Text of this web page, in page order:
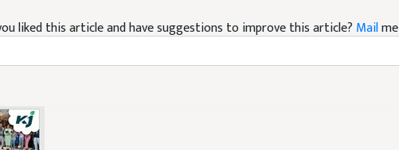
liked this article and have suggestions to improve this article? Mailme